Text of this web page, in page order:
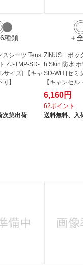
種類
シーツ Tens
ZJ-TMP-SD-
サイズ] 【キャ
】
次第出荷
＋
ZINUS ボッ
h Skin 防水
SD-WH [セミ
【キャンセル
6,160円
62ポイント
送料無料、
入